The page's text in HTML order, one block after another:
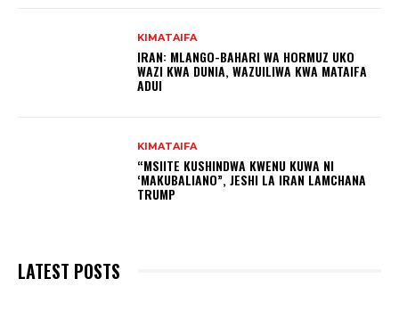
KIMATAIFA
IRAN: MLANGO-BAHARI WA HORMUZ UKO
WAZI KWA DUNIA, WAZUILIWA KWA MATAIFA
ADUI
KIMATAIFA
“MSIITE KUSHINDWA KWENU KUWA NI
‘MAKUBALIANO”, JESHI LA IRAN LAMCHANA
TRUMP
LATEST POSTS